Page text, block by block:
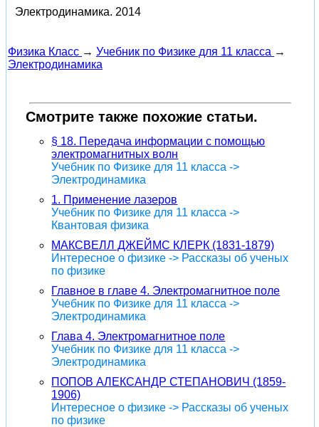
Электродинамика. 2014
Физика Класс → Учебник по Физике для 11 класса →
Электродинамика
Смотрите также похожие статьи.
§ 18. Передача информации с помощью
электромагнитных волн
Учебник по Физике для 11 класса ->
Электродинамика
1. Применение лазеров
Учебник по Физике для 11 класса ->
Квантовая физика
МАКСВЕЛЛ ДЖЕЙМС КЛЕРК (1831-1879)
Интересное о физике -> Рассказы об ученых
по физике
Главное в главе 4. Электромагнитное поле
Учебник по Физике для 11 класса ->
Электродинамика
Глава 4. Электромагнитное поле
Учебник по Физике для 11 класса ->
Электродинамика
ПОПОВ АЛЕКСАНДР СТЕПАНОВИЧ (1859-
1906)
Интересное о физике -> Рассказы об ученых
по физике